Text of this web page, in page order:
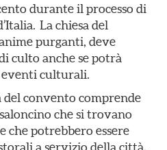
durante il processo di
La chiesa del
purganti, deve
culto anche se potrà
culturali.
del convento comprende
che si trovano
che potrebbero essere
a servizio della città.